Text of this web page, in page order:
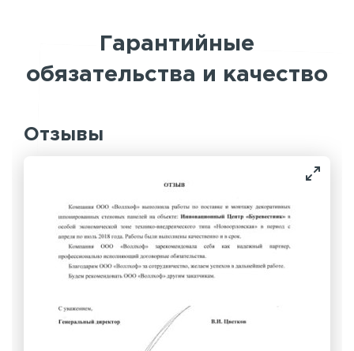
Гарантийные
обязательства и качество
Отзывы